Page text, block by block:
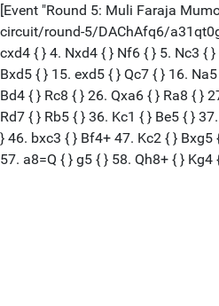
[Event "Round 5: Muli Faraja
circuit/round-5/DAChAfq6/
cxd4 { } 4. Nxd4 { } Nf6 { } 5. Nc3 {
Bxd5 { } 15. exd5 { } Qc7 { } 16.
Bd4 { } Rc8 { } 26. Qxa6 { } Ra8 { }
Rd7 { } Rb5 { } 36. Kc1 { } Be5 { }
} 46. bxc3 { } Bf4+ 47. Kc2 { } Bxg5
57. a8=Q { } g5 { } 58. Qh8+ { }